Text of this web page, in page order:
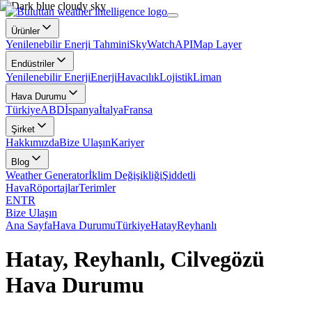
Ürünler
Yenilenebilir Enerji TahminiSkyWatchAPIMap Layer
Endüstriler
Yenilenebilir EnerjiEnerjiHavacılıkLojistikLiman
Hava Durumu
TürkiyeABDİspanyaİtalyaFransa
Şirket
HakkımızdaBize UlaşınKariyer
Blog
Weather Generatorİklim DeğişikliğiŞiddetli
HavaRöportajlarTerimler
ENTR
Bize Ulaşın
Ana SayfaHava DurumuTürkiyeHatayReyhanlı
Hatay, Reyhanlı, Cilvegözü
Hava Durumu